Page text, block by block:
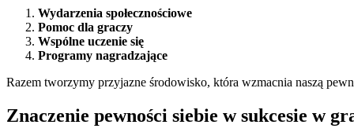
Wydarzenia społecznościowe
Pomoc dla graczy
Wspólne uczenie się
Programy nagradzające
Razem tworzymy przyjazne środowisko, która wzmacnia naszą
Znaczenie pewności siebie w sukcesie w